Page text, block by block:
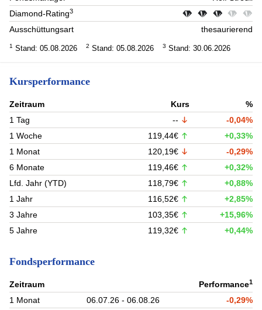
Diamond-Rating3
Ausschüttungsart thesaurierend
1 Stand: 05.08.2026 2 Stand: 05.08.2026 3 Stand: 30.06.2026
Kursperformance
Zeitraum Kurs
%
1 Tag
--
-0,04%
1 Woche
119,44€
+0,33%
1 Monat
120,19€
-0,29%
6 Monate
119,46€
+0,32%
Lfd. Jahr (YTD)
118,79€
+0,88%
1 Jahr
116,52€
+2,85%
3 Jahre
103,35€
+15,96%
5 Jahre
119,32€ +0,44%
Fondsperformance
Zeitraum Performance1
1 Monat 06.07.26 - 06.08.26
-0,29%